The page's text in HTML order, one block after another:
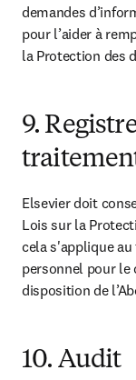
demandes
pour l’aider à
la Protection des
9.
Elsevier doit
Lois sur la
cela s'applique
personnel pour le
disposition de
10. Audit